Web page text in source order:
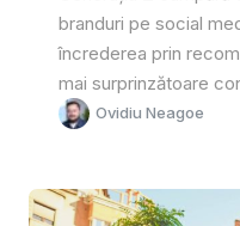
branduri pe social
încrederea prin
mai surprinzătoare
Ovidiu Neagoe